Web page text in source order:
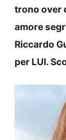
trono over
amore
Riccardo
per LUI.